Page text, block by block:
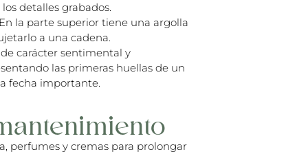
detalles grabados.
En la parte superior tiene una argolla
a una cadena.
carácter sentimental y
las primeras huellas de un
fecha importante.
perfumes y cremas para prolongar